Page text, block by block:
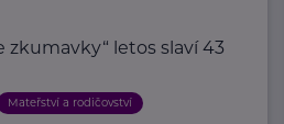
zkumavky“ letos slaví 43
Mateřství a rodičovství